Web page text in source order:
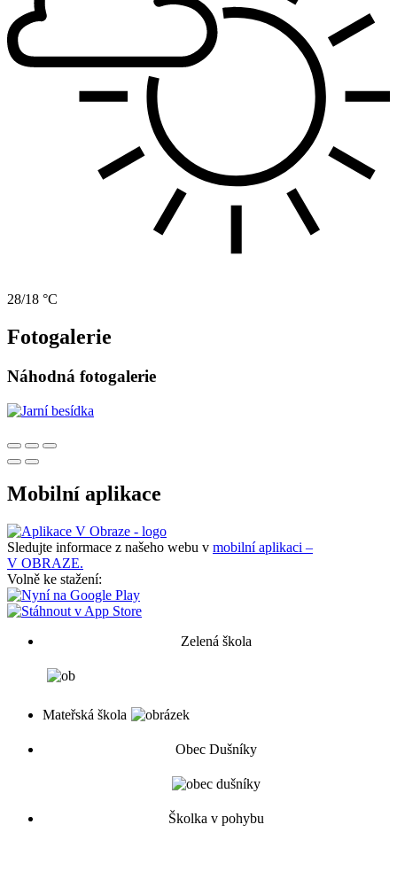
28/18 °C
Fotogalerie
Náhodná fotogalerie
Mobilní aplikace
Sledujte informace z našeho webu v mobilní aplikaci –
V OBRAZE.
Volně ke stažení:
Zelená škola
Mateřská škola
Obec Dušníky
Školka v pohybu